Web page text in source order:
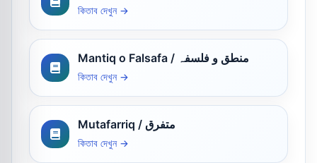
কিতাব দেখুন →
Mantiq o Falsafa / منطق و فلسفہ
কিতাব দেখুন →
Mutafarriq / متفرق
কিতাব দেখুন →